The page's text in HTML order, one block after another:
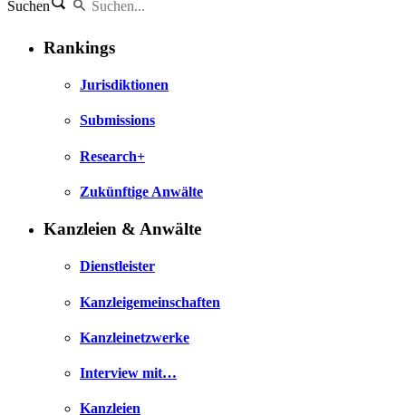
Suchen
Rankings
Jurisdiktionen
Submissions
Research+
Zukünftige Anwälte
Kanzleien & Anwälte
Dienstleister
Kanzleigemeinschaften
Kanzleinetzwerke
Interview mit…
Kanzleien